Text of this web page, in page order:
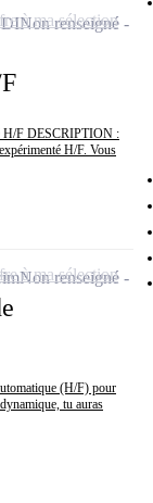
H/F DESCRIPTION :
H/F. Vous
Non renseigné
à ma sélection
(H/F) pour
tu auras
Non renseigné
à ma sélection